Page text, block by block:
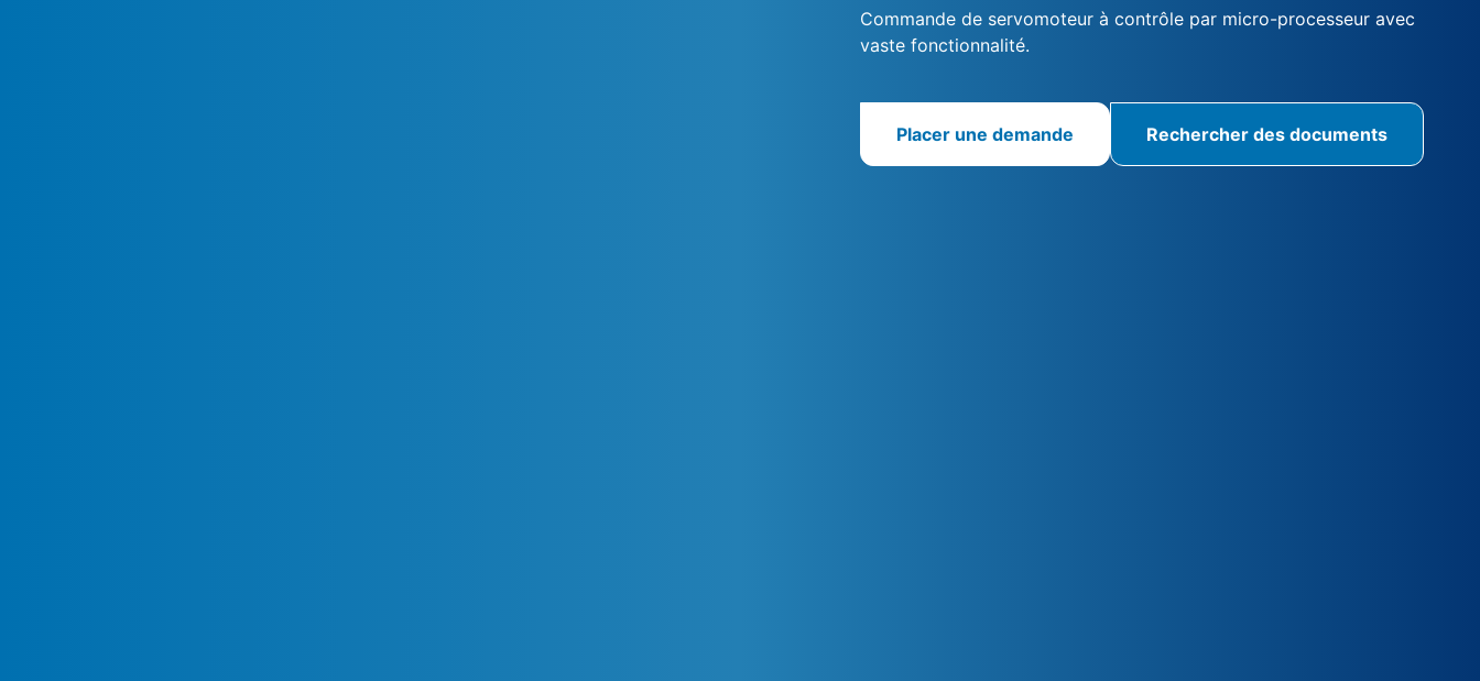
Commande de servomoteur à contrôle par micro-processeur avec
vaste fonctionnalité.
Placer une demande Rechercher des documents